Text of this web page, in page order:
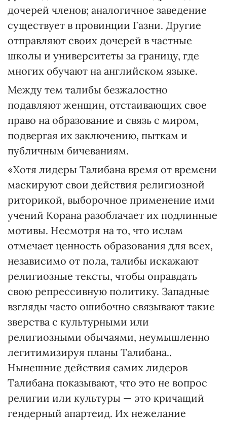
дочерей членов; аналогичное заведение
существует в провинции Газни. Другие
отправляют своих дочерей в частные
школы и университеты за границу, где
многих обучают на английском языке.
Между тем талибы безжалостно
подавляют женщин, отстаивающих свое
право на образование и связь с миром,
подвергая их заключению, пыткам и
публичным бичеваниям.
«Хотя лидеры Талибана время от времени
маскируют свои действия религиозной
риторикой, выборочное применение ими
учений Корана разоблачает их подлинные
мотивы. Несмотря на то, что ислам
отмечает ценность образования для всех,
независимо от пола, талибы искажают
религиозные тексты, чтобы оправдать
свою репрессивную политику. Западные
взгляды часто ошибочно связывают такие
зверства с культурными или
религиозными обычаями, неумышленно
легитимизируя планы Талибана..
Нынешние действия самих лидеров
Талибана показывают, что это не вопрос
религии или культуры — это кричащий
гендерный апартеид. Их нежелание